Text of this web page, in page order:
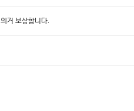
거 보상합니다.